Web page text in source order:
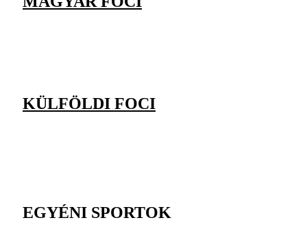
KÜLFÖLDI FOCI
EGYÉNI SPORTOK